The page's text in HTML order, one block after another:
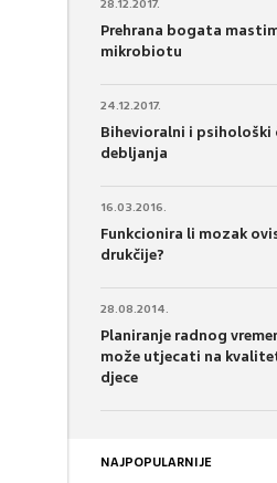
28.12.2017.
Prehrana bogata
mikrobiotu
24.12.2017.
Bihevioralni i psihološki
debljanja
16.03.2016.
Funkcionira li mozak
drukčije?
28.08.2014.
Planiranje radnog
može utjecati na
djece
NAJPOPULARNIJE